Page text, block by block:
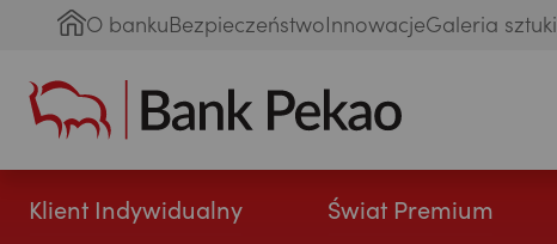
O bankuBezpieczeństwoInnowacjeGaleria sztuki
Klient Indywidualny Świat Premium